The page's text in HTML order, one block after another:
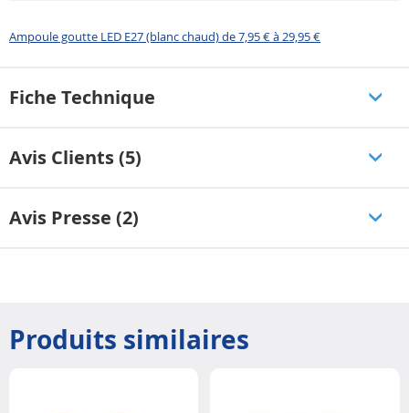
Ampoule goutte LED E27 (blanc chaud) de 7,95 € à 29,95 €
Fiche Technique
Avis Clients (5)
Avis Presse (2)
Produits similaires